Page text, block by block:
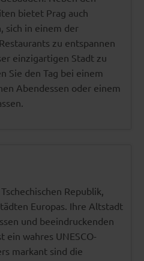
bietet Prag auch
sich in einem der
zu entspannen
einzigartigen Stadt zu
Sie den Tag bei einem
Abendessen oder einem
Republik,
Europas. Ihre Altstadt
und beeindruckenden
ein wahres UNESCO-
markant sind die